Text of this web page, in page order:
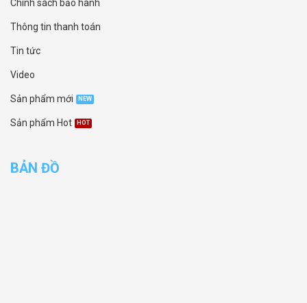
Chính sách bảo hành
Thông tin thanh toán
Tin tức
Video
Sản phẩm mới
Sản phẩm Hot
BẢN ĐỒ